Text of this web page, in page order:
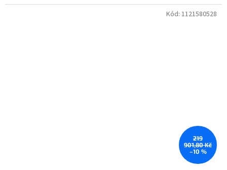
219
901,80 Kč
–10 %
Kód: 1121580528